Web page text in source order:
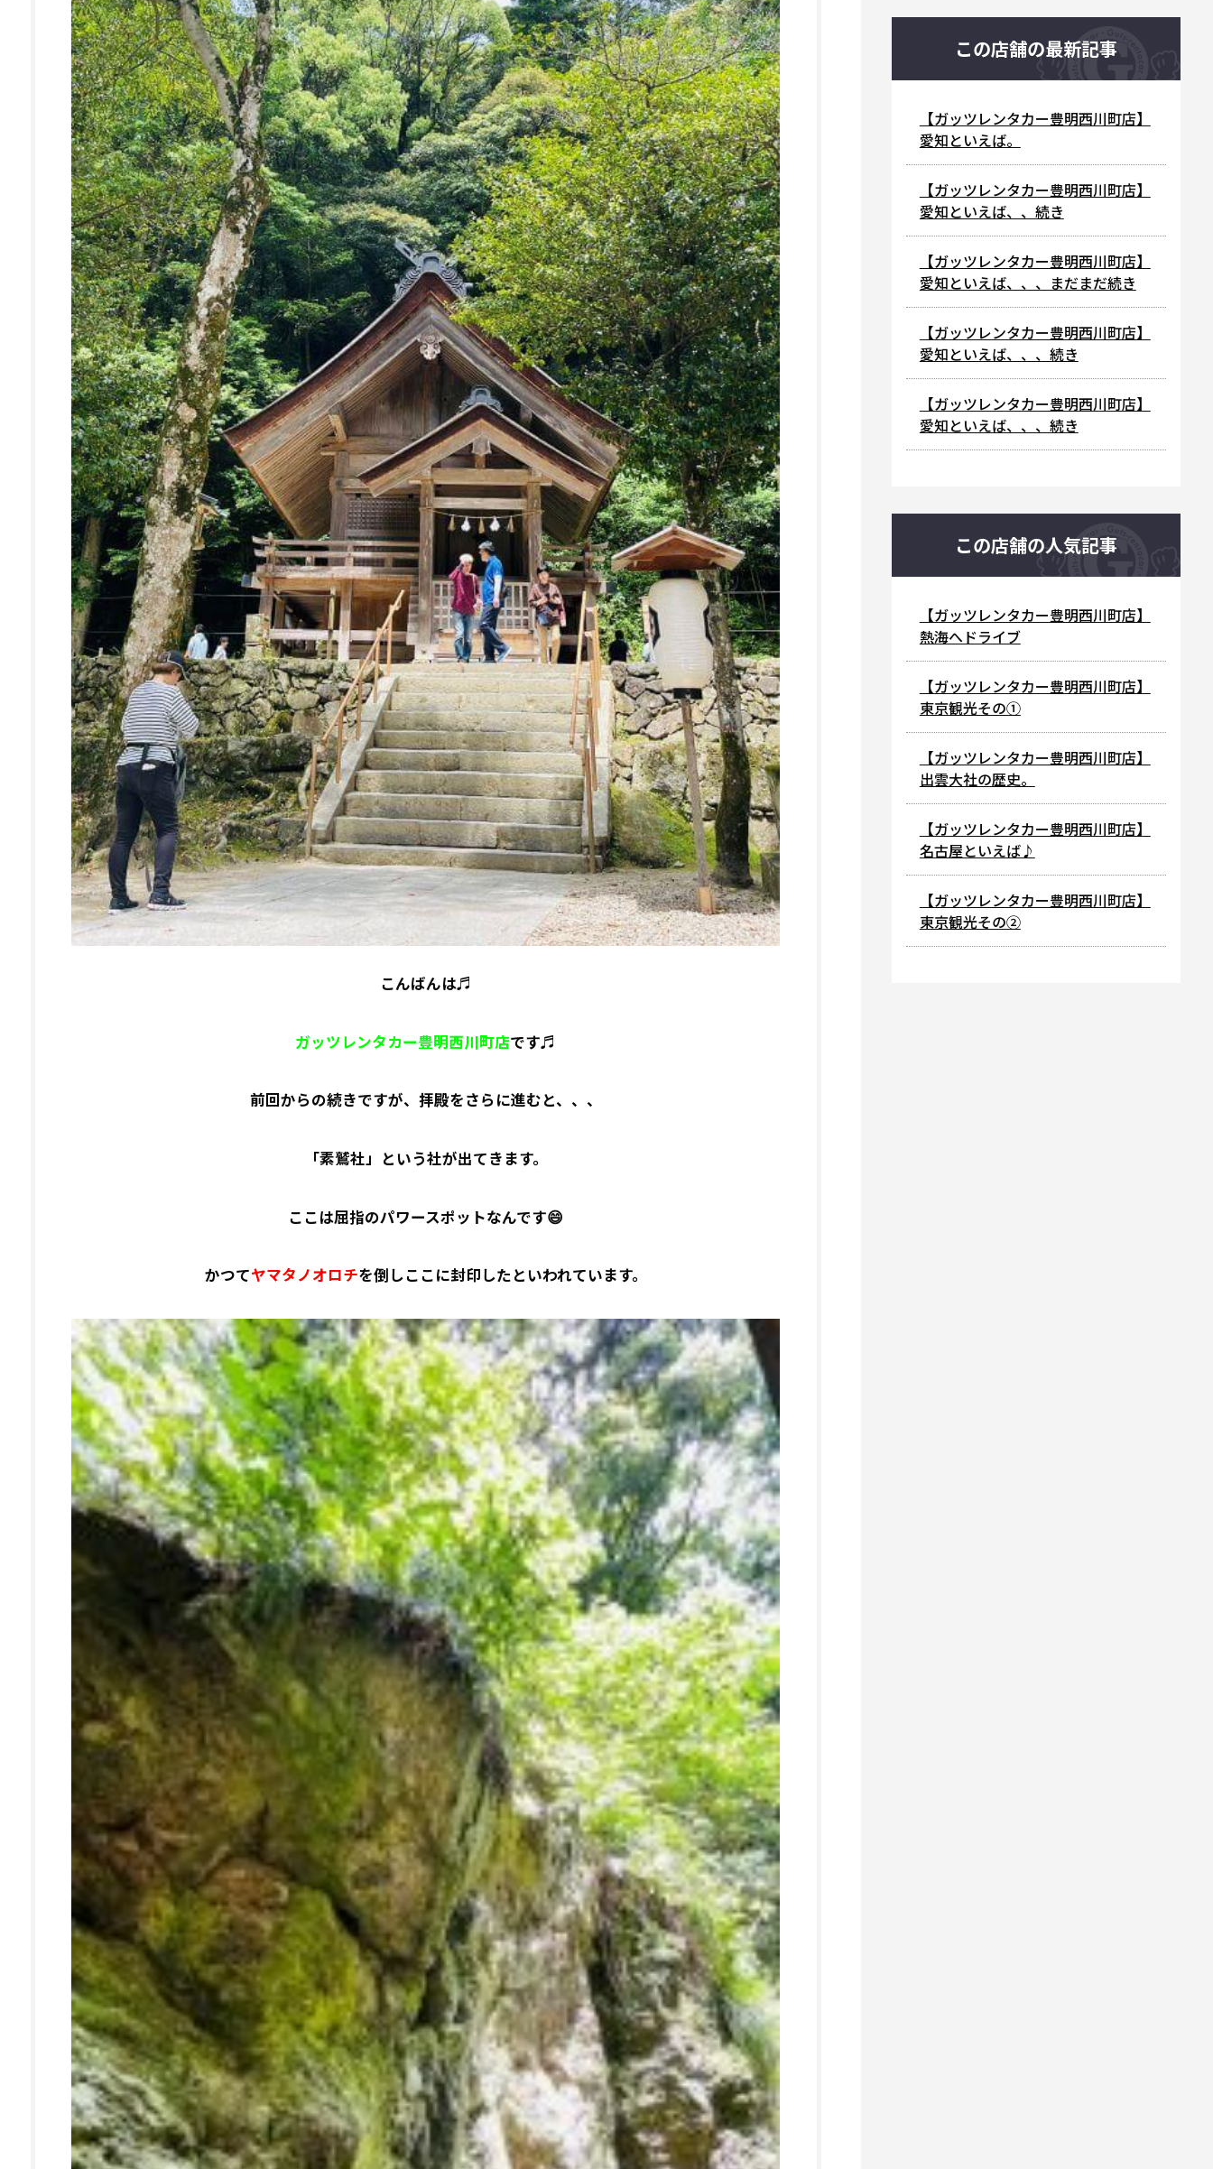
こんばんは♬
ガッツレンタカー豊明西川町店です♬
前回からの続きですが、拝殿をさらに進むと、、、
「素鷲社」という社が出てきます。
ここは屈指のパワースポットなんです😄
かつてヤマタノオロチを倒しここに封印したといわれています。
この店舗の最新記事
【ガッツレンタカー豊明西川町店】
愛知といえば。
【ガッツレンタカー豊明西川町店】
愛知といえば、、続き
【ガッツレンタカー豊明西川町店】
愛知といえば、、、まだまだ続き
【ガッツレンタカー豊明西川町店】
愛知といえば、、、続き
【ガッツレンタカー豊明西川町店】
愛知といえば、、、続き
この店舗の人気記事
【ガッツレンタカー豊明西川町店】
熱海へドライブ
【ガッツレンタカー豊明西川町店】
東京観光その①
【ガッツレンタカー豊明西川町店】
出雲大社の歴史。
【ガッツレンタカー豊明西川町店】
名古屋といえば♪
【ガッツレンタカー豊明西川町店】
東京観光その②